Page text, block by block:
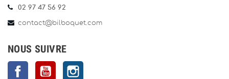
02 97 47 56 92
contact@bilboquet.com
NOUS SUIVRE
FacebookYouTube